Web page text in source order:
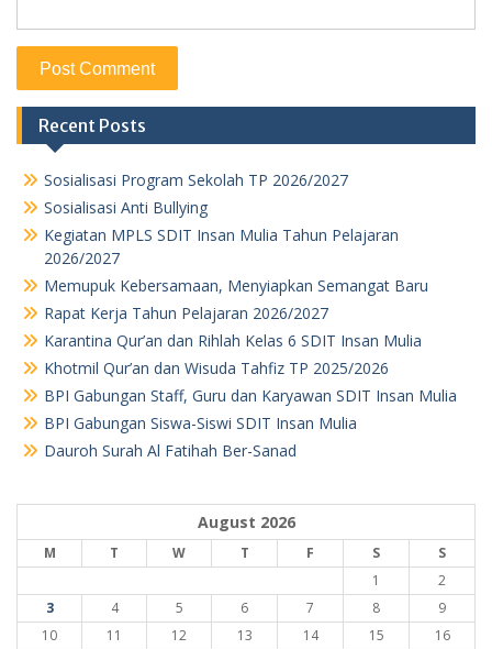
Recent Posts
Sosialisasi Program Sekolah TP 2026/2027
Sosialisasi Anti Bullying
Kegiatan MPLS SDIT Insan Mulia Tahun Pelajaran
2026/2027
Memupuk Kebersamaan, Menyiapkan Semangat Baru
Rapat Kerja Tahun Pelajaran 2026/2027
Karantina Qur’an dan Rihlah Kelas 6 SDIT Insan Mulia
Khotmil Qur’an dan Wisuda Tahfiz TP 2025/2026
BPI Gabungan Staff, Guru dan Karyawan SDIT Insan Mulia
BPI Gabungan Siswa-Siswi SDIT Insan Mulia
Dauroh Surah Al Fatihah Ber-Sanad
August 2026
M T W T F S
S
1
2
3
4 5 6 7 8
9
10
11 12 13 14 15
16